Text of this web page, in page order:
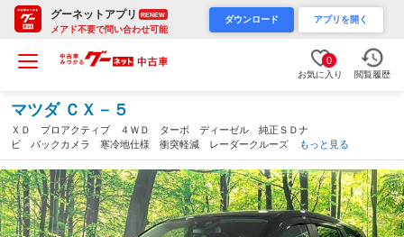
グーネットアプリ RENEW
メアド不要で問い合わせ可能
ダウンロード アプリを開く
0
お気に入り 閲覧履歴
マツダ ＣＸ－５
ＸＤ プロアクティブ ４ＷＤ ターボ ディーゼル 純正ＳＤナ
ビ バックカメラ 寒冷地仕様 衝突軽減 レーダークルーズ コ
ーナーセンサー スマートキー ＬＥＤオートライト ＢＳＭ Ｅ
ＴＣ（北海道）
もっと見る